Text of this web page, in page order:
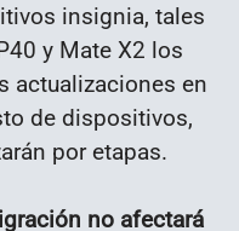
insignia, tales
y Mate X2 los
actualizaciones en
de dispositivos,
por etapas.
no afectará